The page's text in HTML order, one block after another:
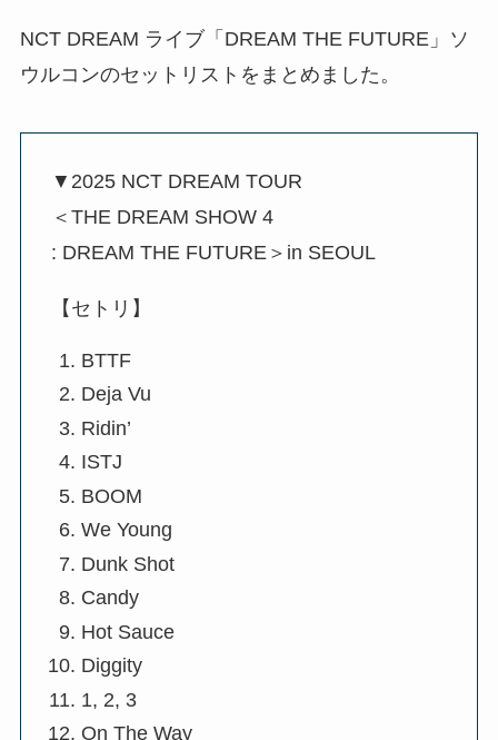
NCT DREAM ライブ「DREAM THE FUTURE」ソ
ウルコンのセットリストをまとめました。
▼2025 NCT DREAM TOUR
＜THE DREAM SHOW 4
: DREAM THE FUTURE＞in SEOUL
【セトリ】
BTTF
Deja Vu
Ridin’
ISTJ
BOOM
We Young
Dunk Shot
Candy
Hot Sauce
Diggity
1, 2, 3
On The Way